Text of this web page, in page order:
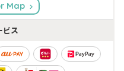
Map
ビス